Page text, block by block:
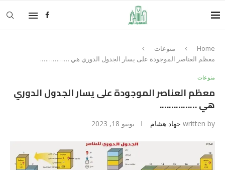
Home
منوعات
معظم العناصر الموجودة على يسار الجدول الدوري هي …………….
منوعات
معظم العناصر الموجودة على يسار الجدول الدوري
هي …………….
written by جهاد هشام يونيو 18, 2023